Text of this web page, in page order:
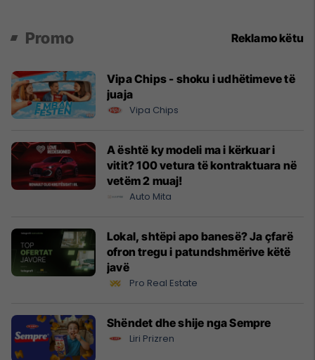
Promo Reklamo këtu
Vipa Chips - shoku i udhëtimeve të
juaja
Vipa Chips
A është ky modeli ma i kërkuar i
vitit? 100 vetura të kontraktuara në
vetëm 2 muaj!
Auto Mita
Lokal, shtëpi apo banesë? Ja çfarë
ofron tregu i patundshmërive këtë
javë
Pro Real Estate
Shëndet dhe shije nga Sempre
Liri Prizren